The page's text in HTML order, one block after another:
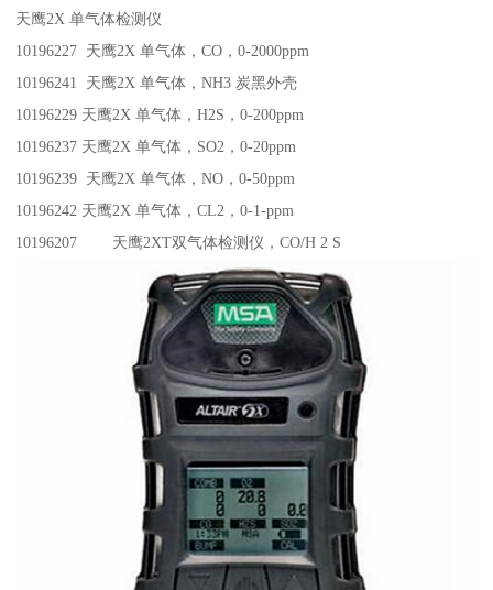
天鹰2X 单气体检测仪
10196227 天鹰2X 单气体，CO，0-2000ppm
10196241 天鹰2X 单气体，NH3 炭黑外壳
10196229 天鹰2X 单气体，H2S，0-200ppm
10196237 天鹰2X 单气体，SO2，0-20ppm
10196239 天鹰2X 单气体，NO，0-50ppm
10196242 天鹰2X 单气体，CL2，0-1-ppm
10196207 天鹰2XT双气体检测仪，CO/H 2 S